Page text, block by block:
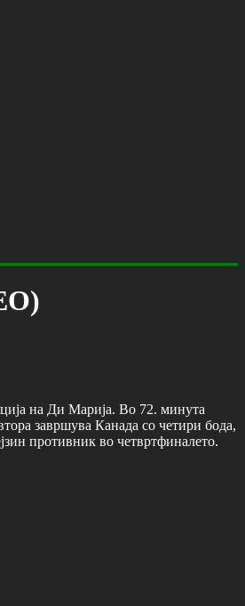
на Ди Марија. Во 72. минута
завршува Канада со четири бода,
противник во четвртфиналето.